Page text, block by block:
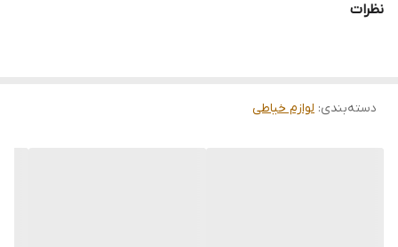
نظرات
دسته‌بندی: لوازم خیاطی